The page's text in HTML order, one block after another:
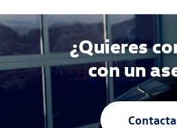
¿Quieres
con un